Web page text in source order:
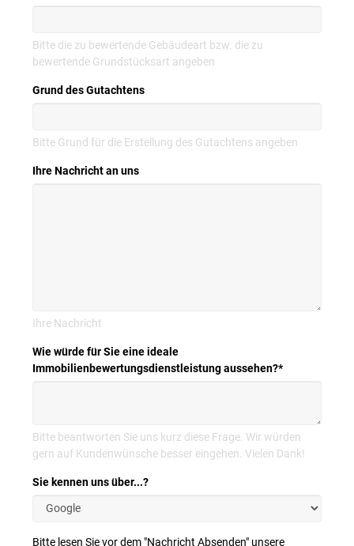
Bitte die zu bewertende Gebäudeart bzw. die zu
bewertende Grundstücksart angeben
Grund des Gutachtens
Bitte Grund für die Erstellung des Gutachtens angeben
Ihre Nachricht an uns
Ihre Nachricht
Wie würde für Sie eine ideale
Immobilienbewertungsdienstleistung aussehen?*
Bitte beantworten Sie uns kurz diese Frage. Wir würden
gern auf Kundenwünsche besser eingehen. Vielen Dank!
Sie kennen uns über...?
Bitte lesen Sie vor dem "Nachricht Absenden" unsere